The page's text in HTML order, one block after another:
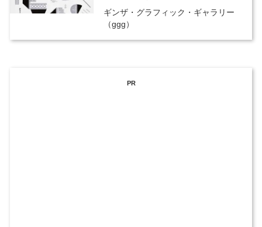
ギンザ・グラフィック・ギャラリー
（ggg）
PR